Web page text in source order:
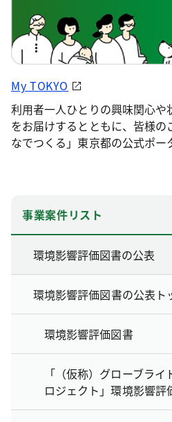
My TOKYO
利用者一人ひとりの興味関心や
をお届けするとともに、皆様
なでつくる」東京都の公式ポー
事業案件リスト
環境影響評価図書の公表
環境影響評価図書の公表ト
環境影響評価図書
「（仮称）グローブラ
ロジェクト」環境影響評